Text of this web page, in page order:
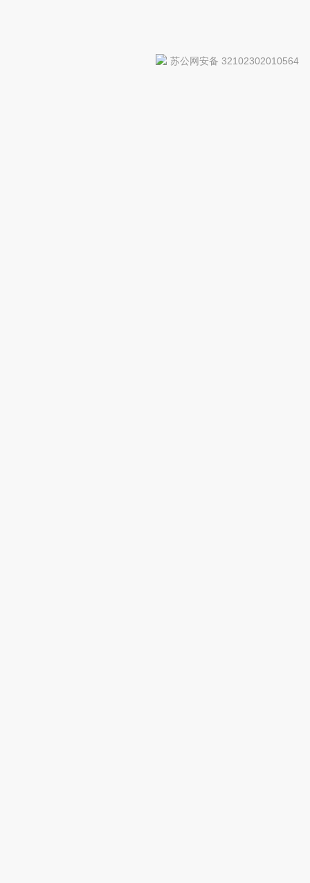
苏公网安备 32102302010564